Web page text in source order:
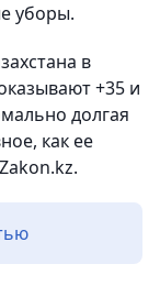
уборы.
в
+35 и
долгая
как ее